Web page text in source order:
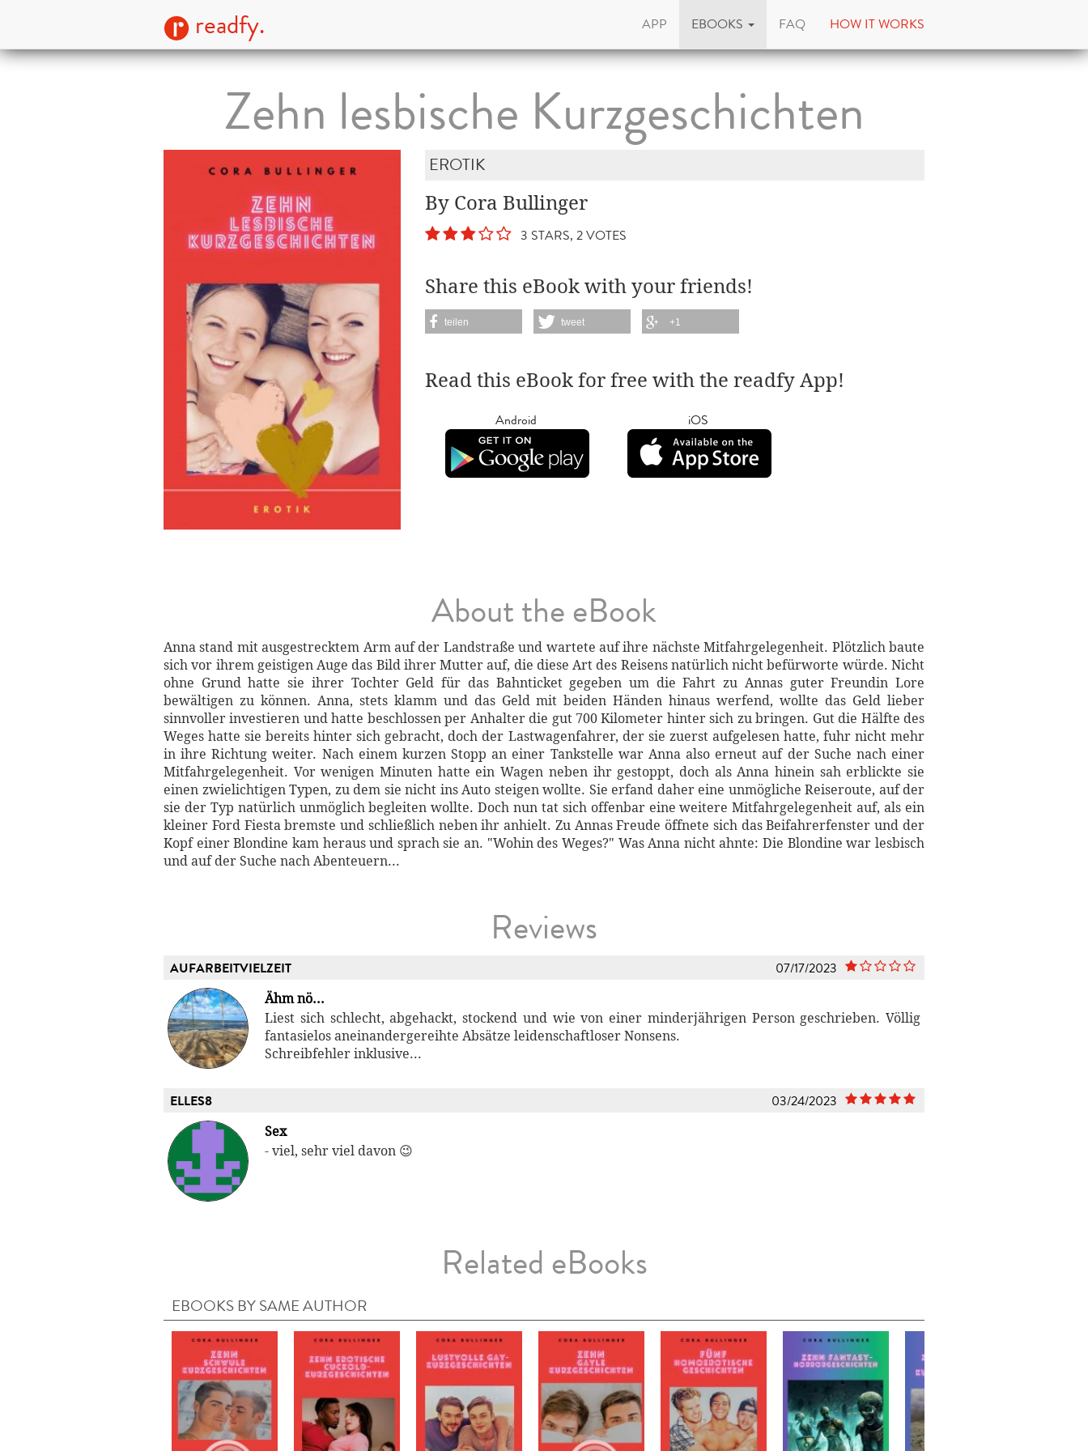
readfy. APP EBOOKS FAQ HOW IT WORKS
Zehn lesbische Kurzgeschichten
EROTIK
By Cora Bullinger
3 STARS, 2 VOTES
Share this eBook with your friends!
teilen tweet +1
Read this eBook for free with the readfy App!
Android iOS
About the eBook
Anna stand mit ausgestrecktem Arm auf der Landstraße und wartete auf ihre nächste Mitfahrgelegenheit. Plötzlich baute
sich vor ihrem geistigen Auge das Bild ihrer Mutter auf, die diese Art des Reisens natürlich nicht befürworte würde. Nicht
ohne Grund hatte sie ihrer Tochter Geld für das Bahnticket gegeben um die Fahrt zu Annas guter Freundin Lore
bewältigen zu können. Anna, stets klamm und das Geld mit beiden Händen hinaus werfend, wollte das Geld lieber
sinnvoller investieren und hatte beschlossen per Anhalter die gut 700 Kilometer hinter sich zu bringen. Gut die Hälfte des
Weges hatte sie bereits hinter sich gebracht, doch der Lastwagenfahrer, der sie zuerst aufgelesen hatte, fuhr nicht mehr
in ihre Richtung weiter. Nach einem kurzen Stopp an einer Tankstelle war Anna also erneut auf der Suche nach einer
Mitfahrgelegenheit. Vor wenigen Minuten hatte ein Wagen neben ihr gestoppt, doch als Anna hinein sah erblickte sie
einen zwielichtigen Typen, zu dem sie nicht ins Auto steigen wollte. Sie erfand daher eine unmögliche Reiseroute, auf der
sie der Typ natürlich unmöglich begleiten wollte. Doch nun tat sich offenbar eine weitere Mitfahrgelegenheit auf, als ein
kleiner Ford Fiesta bremste und schließlich neben ihr anhielt. Zu Annas Freude öffnete sich das Beifahrerfenster und der
Kopf einer Blondine kam heraus und sprach sie an. "Wohin des Weges?" Was Anna nicht ahnte: Die Blondine war lesbisch
und auf der Suche nach Abenteuern...
Reviews
AUFARBEITVIELZEIT 07/17/2023
Ähm nö...
Liest sich schlecht, abgehackt, stockend und wie von einer minderjährigen Person geschrieben. Völlig
fantasielos aneinandergereihte Absätze leidenschaftloser Nonsens.
Schreibfehler inklusive...
ELLES8 03/24/2023
Sex
- viel, sehr viel davon 😉
Related eBooks
EBOOKS BY SAME AUTHOR